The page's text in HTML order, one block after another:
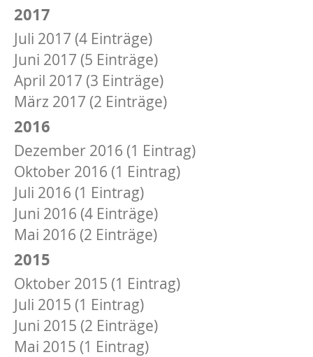
2017
Juli 2017 (4 Einträge)
Juni 2017 (5 Einträge)
April 2017 (3 Einträge)
März 2017 (2 Einträge)
2016
Dezember 2016 (1 Eintrag)
Oktober 2016 (1 Eintrag)
Juli 2016 (1 Eintrag)
Juni 2016 (4 Einträge)
Mai 2016 (2 Einträge)
2015
Oktober 2015 (1 Eintrag)
Juli 2015 (1 Eintrag)
Juni 2015 (2 Einträge)
Mai 2015 (1 Eintrag)